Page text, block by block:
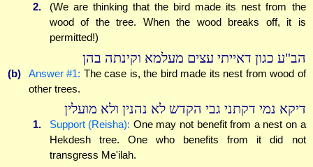
2.
(We are thinking that the bird made its nest from the
wood of the tree. When the wood breaks off, it is
permitted!)
הב"ע כגון דאייתי עצים מעלמא וקינתה בהן
(b) Answer #1: The case is, the bird made its nest from wood of
other trees.
דיקא נמי דקתני גבי הקדש לא נהנין ולא מועלין
1. Support (Reisha): One may not benefit from a nest on a
Hekdesh tree. One who benefits from it did not
transgress Me'ilah.